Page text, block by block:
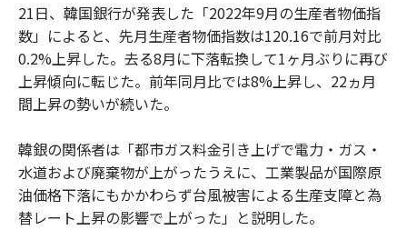
21日、韓国銀行が発表した「2022年9月の生産者物価指
数」によると、先月生産者物価指数は120.16で前月対比
0.2%上昇した。去る8月に下落転換して1ヶ月ぶりに再び
上昇傾向に転じた。前年同月比では8%上昇し、22ヵ月
間上昇の勢いが続いた。
韓銀の関係者は「都市ガス料金引き上げで電力・ガス・
水道および廃棄物が上がったうえに、工業製品が国際原
油価格下落にもかかわらず台風被害による生産支障と為
替レート上昇の影響で上がった」と説明した。